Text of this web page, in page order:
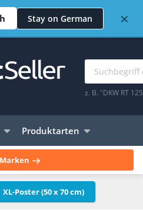
Stay on German ×
z. B. "DKW RT
Produktarten
XL-Poster (50 x 70 cm)